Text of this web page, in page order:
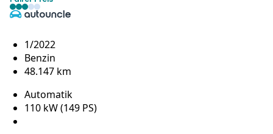
1/2022
Benzin
48.147 km
Automatik
110 kW (149 PS)